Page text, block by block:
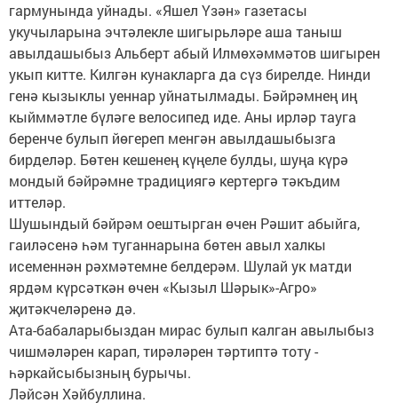
гармунында уйнады. «Яшел Үзән» газетасы
укучыларына эчтәлекле шигырьләре аша таныш
авылдашыбыз Альберт абый Илмөхәммәтов шигырен
укып китте. Килгән кунакларга да сүз бирелде. Нинди
генә кызыклы уеннар уйнатылмады. Бәйрәмнең иң
кыйммәтле бүләге велосипед иде. Аны ирләр тауга
беренче булып йөгереп менгән авылдашыбызга
бирделәр. Бөтен кешенең күңеле булды, шуңа күрә
мондый бәйрәмне традициягә кертергә тәкъдим
иттеләр.
Шушындый бәйрәм оештырган өчен Рәшит абыйга,
гаиләсенә һәм туганнарына бөтен авыл халкы
исеменнән рәхмәтемне белдерәм. Шулай ук матди
ярдәм күрсәткән өчен «Кызыл Шәрык»-Агро»
җитәкчеләренә дә.
Ата-бабаларыбыздан мирас булып калган авылыбыз
чишмәләрен карап, тирәләрен тәртиптә тоту -
һәркайсыбызның бурычы.
Ләйсән Хәйбуллина.